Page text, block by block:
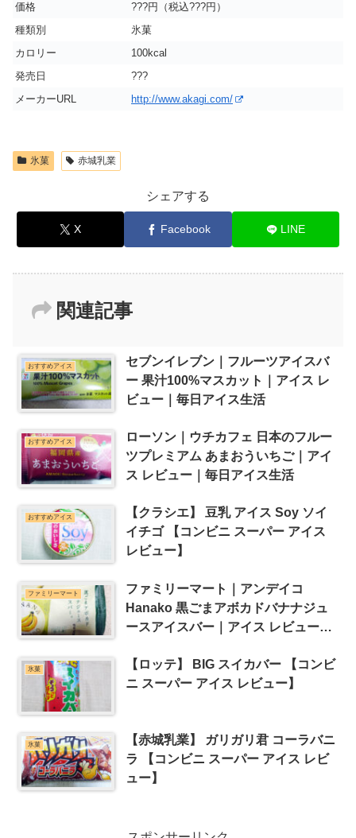
価格
???円（税込???円）
種類別
氷菓
カロリー
100kcal
発売日
???
メーカーURL
http://www.akagi.com/
氷菓 赤城乳業
シェアする
X Facebook LINE
関連記事
おすすめアイス
セブンイレブン｜フルーツアイスバ
ー 果汁100%マスカット｜アイス レ
ビュー｜毎日アイス生活
おすすめアイス
ローソン｜ウチカフェ 日本のフルー
ツプレミアム あまおういちご｜アイ
ス レビュー｜毎日アイス生活
おすすめアイス
【クラシエ】 豆乳 アイス Soy ソイ
イチゴ 【コンビニ スーパー アイス
レビュー】
ファミリーマート
ファミリーマート｜アンデイコ
Hanako 黒ごまアボカドバナナジュ
ースアイスバー｜アイス レビュー｜
氷菓
【ロッテ】 BIG スイカバー 【コンビ
ニ スーパー アイス レビュー】
氷菓
【赤城乳業】 ガリガリ君 コーラバニ
ラ 【コンビニ スーパー アイス レビ
ュー】